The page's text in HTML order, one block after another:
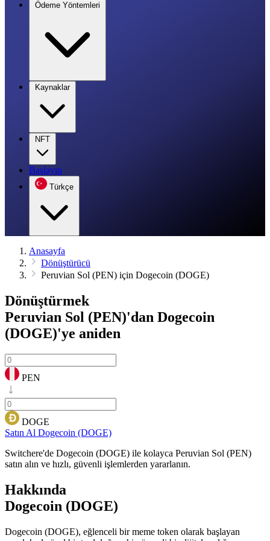
Ödeme Yöntemleri
Kaynaklar
NFT
Başlayın
Türkçe
Anasayfa
Dönüştürücü
Peruvian Sol (PEN) için Dogecoin (DOGE)
Dönüştürmek
Peruvian Sol (PEN)'dan Dogecoin
(DOGE)'ye aniden
PEN
DOGE
Satın Al Dogecoin (DOGE)
Switchere'de Dogecoin (DOGE) ile kolayca Peruvian Sol (PEN)
satın alın ve hızlı, güvenli işlemlerden yararlanın.
Hakkında
Dogecoin (DOGE)
Dogecoin (DOGE), eğlenceli bir meme token olarak başlayan